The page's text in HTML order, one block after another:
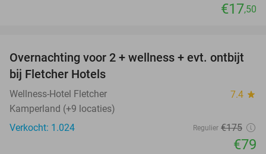
€17,50
55%
Overnachting voor 2 + wellness + evt. ontbijt
bij Fletcher Hotels
Wellness-Hotel Fletcher 7.4 star
Kamperland (+9 locaties)
Verkocht: 1.024
Regulier €175
€79